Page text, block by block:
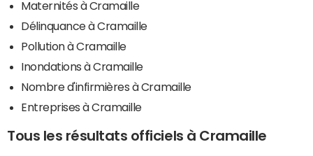
Maternités à Cramaille
Délinquance à Cramaille
Pollution à Cramaille
Inondations à Cramaille
Nombre d'infirmières à Cramaille
Entreprises à Cramaille
Tous les résultats officiels à Cramaille